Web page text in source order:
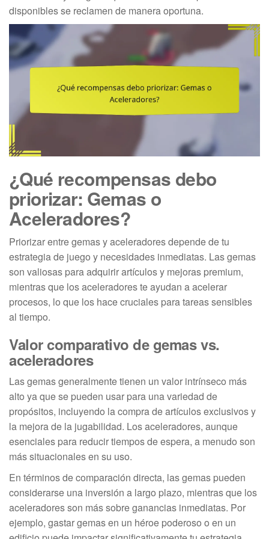
disponibles se reclamen de manera oportuna.
¿Qué recompensas debo
priorizar: Gemas o
Aceleradores?
Priorizar entre gemas y aceleradores depende de tu
estrategia de juego y necesidades inmediatas. Las gemas
son valiosas para adquirir artículos y mejoras premium,
mientras que los aceleradores te ayudan a acelerar
procesos, lo que los hace cruciales para tareas sensibles
al tiempo.
Valor comparativo de gemas vs.
aceleradores
Las gemas generalmente tienen un valor intrínseco más
alto ya que se pueden usar para una variedad de
propósitos, incluyendo la compra de artículos exclusivos y
la mejora de la jugabilidad. Los aceleradores, aunque
esenciales para reducir tiempos de espera, a menudo son
más situacionales en su uso.
En términos de comparación directa, las gemas pueden
considerarse una inversión a largo plazo, mientras que los
aceleradores son más sobre ganancias inmediatas. Por
ejemplo, gastar gemas en un héroe poderoso o en un